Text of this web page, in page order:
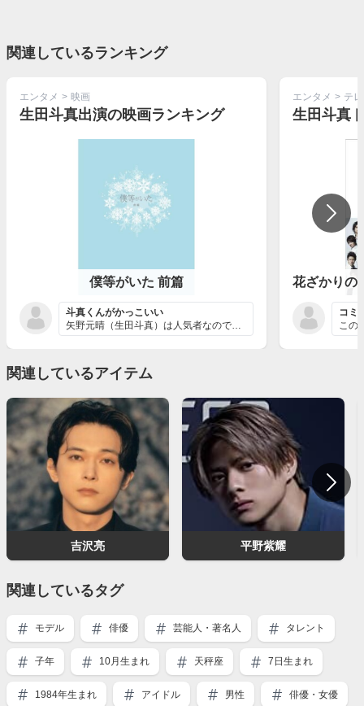
関連しているランキング
エンタメ > 映画
生田斗真出演の映画ランキング
僕等がいた 前篇
斗真くんがかっこいい
矢野元晴（生田斗真）は人気者なので、とにかくかっこいい...
エンタメ > テ
生田斗真
コミ
関連しているアイテム
吉沢亮 平野紫耀
関連しているタグ
モデル 俳優 芸能人・著名人 タレント
子年 10月生まれ 天秤座 7日生まれ
1984年生まれ アイドル 男性
俳優・女優